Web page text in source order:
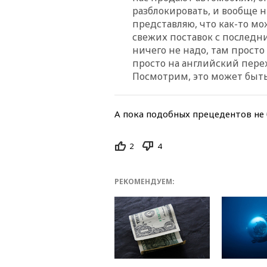
разблокировать, и вообще
представляю, что как-то
свежих поставок с
ничего не надо, там
просто на английский
Посмотрим, это может
А пока подобных прецедентов не
2 4
РЕКОМЕНДУЕМ: